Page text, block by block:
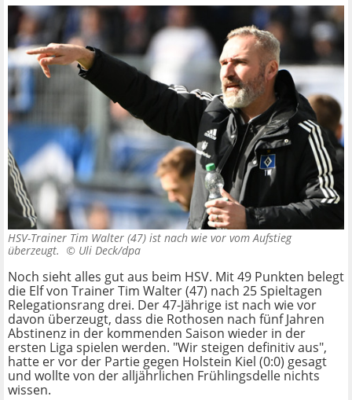
HSV-Trainer Tim Walter (47) ist nach wie vor vom Aufstieg
überzeugt. © Uli Deck/dpa
Noch sieht alles gut aus beim HSV. Mit 49 Punkten belegt
die Elf von Trainer Tim Walter (47) nach 25 Spieltagen
Relegationsrang drei. Der 47-Jährige ist nach wie vor
davon überzeugt, dass die Rothosen nach fünf Jahren
Abstinenz in der kommenden Saison wieder in der
ersten Liga spielen werden. "Wir steigen definitiv aus",
hatte er vor der Partie gegen Holstein Kiel (0:0) gesagt
und wollte von der alljährlichen Frühlingsdelle nichts
wissen.